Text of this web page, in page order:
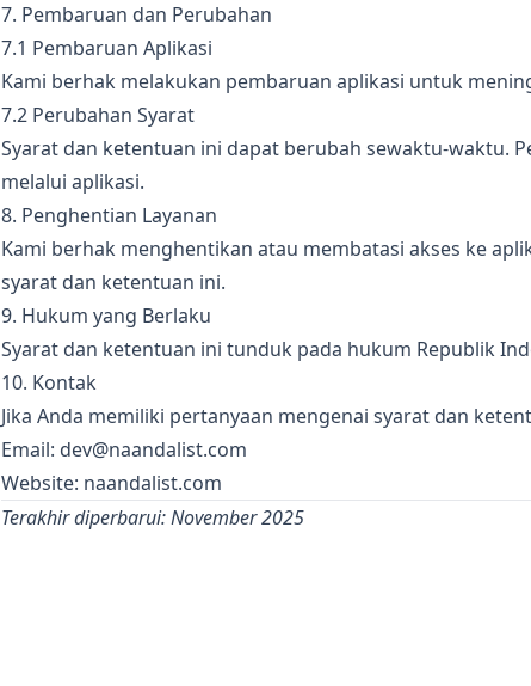
7. Pembaruan dan Perubahan
7.1 Pembaruan Aplikasi
Kami berhak melakukan pembaruan aplikasi untuk
7.2 Perubahan Syarat
Syarat dan ketentuan ini dapat berubah sewaktu-waktu.
melalui aplikasi.
8. Penghentian Layanan
Kami berhak menghentikan atau membatasi akses ke
syarat dan ketentuan ini.
9. Hukum yang Berlaku
Syarat dan ketentuan ini tunduk pada hukum Republik
10. Kontak
Jika Anda memiliki pertanyaan mengenai syarat dan
Email: dev@naandalist.com
Website: naandalist.com
Terakhir diperbarui: November 2025